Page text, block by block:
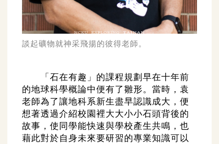
談起礦物就神采飛揚的彼得老師。
「石在有趣」的課程規劃早在十年前
的地球科學概論中便有了雛形。當時，袁
老師為了讓地科系新生盡早認識成大，便
想著透過介紹校園裡大大小小石頭背後的
故事，使同學能快速與學校產生共鳴，也
藉此對於自身未來要研習的專業知識可以